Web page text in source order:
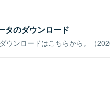
タのダウンロード
ウンロードはこちらから。（